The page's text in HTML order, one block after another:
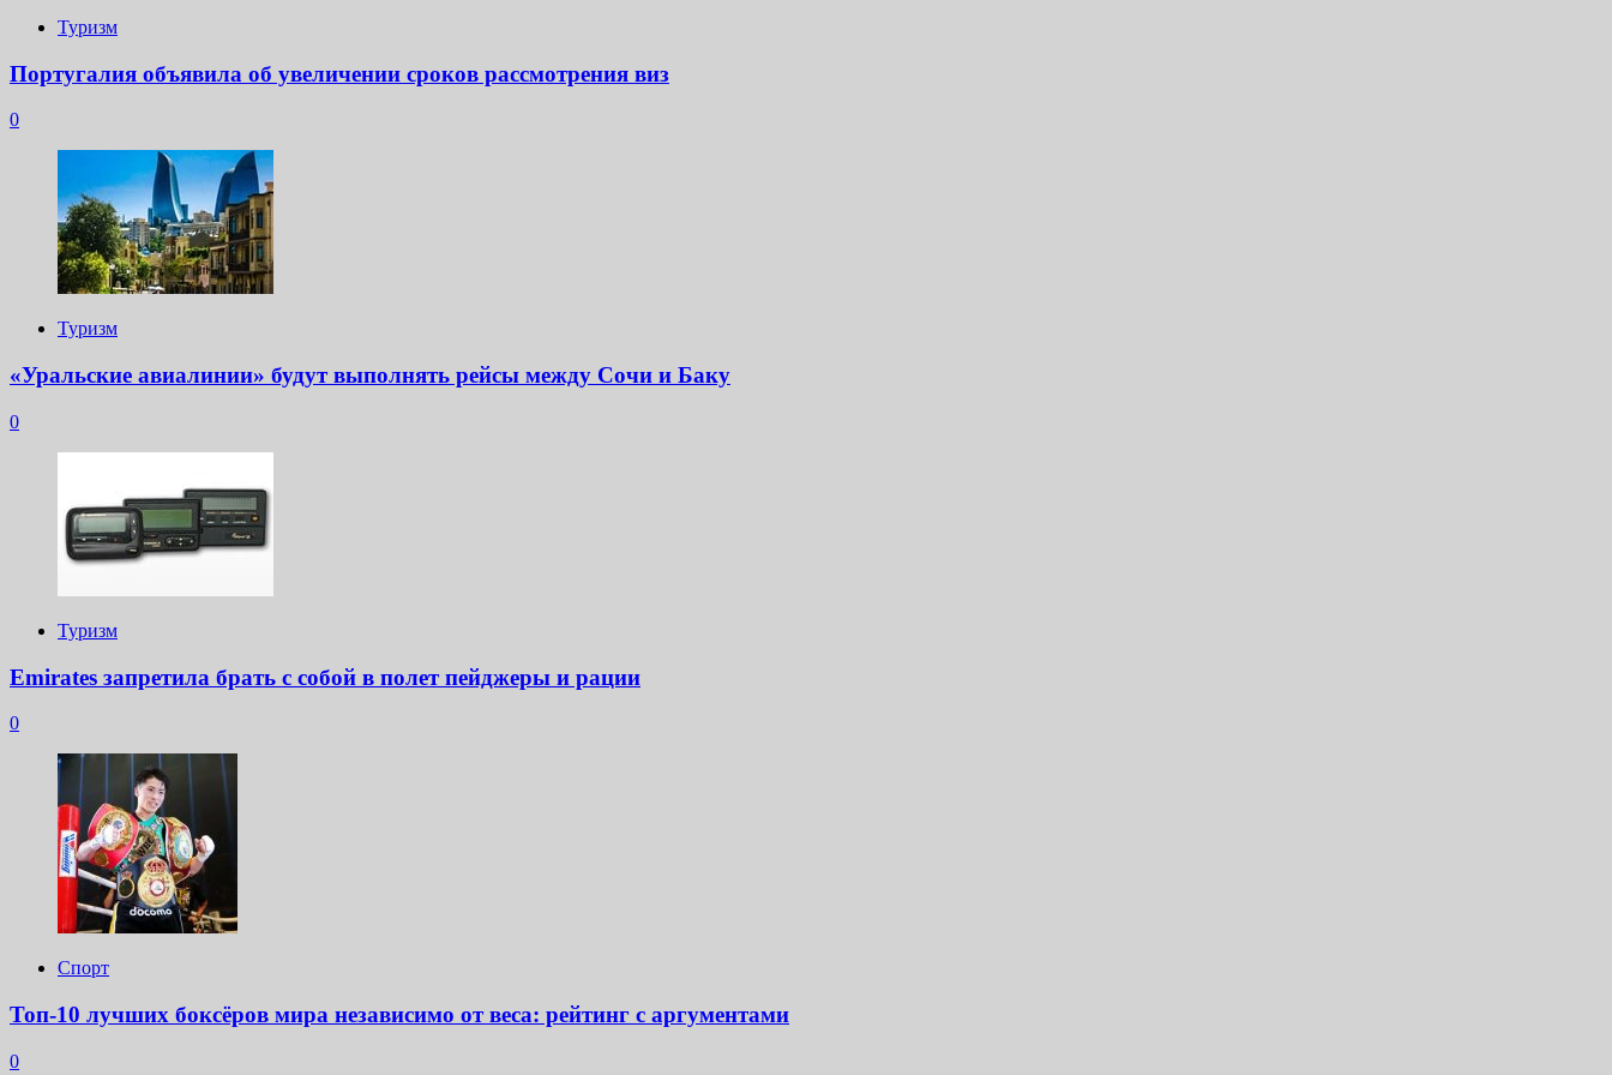
Туризм
Португалия объявила об увеличении сроков рассмотрения виз
0
Туризм
«Уральские авиалинии» будут выполнять рейсы между Сочи и Баку
0
Туризм
Emirates запретила брать с собой в полет пейджеры и рации
0
Спорт
Топ-10 лучших боксёров мира независимо от веса: рейтинг с аргументами
0